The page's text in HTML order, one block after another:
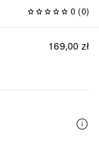
0 (0)
169,00 zł